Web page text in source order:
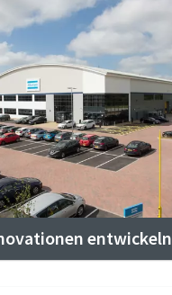
entwickeln